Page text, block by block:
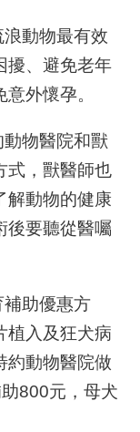
動物最有效
擾、避免老年
外懷孕。
物醫院和獸
式，獸醫師也
解動物的健康
後要聽從醫囑
助優惠方
植入及狂犬病
約動物醫院做
800元，母犬